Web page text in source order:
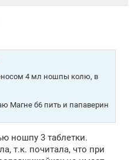
4 мл ношпы колю, в
Магне б6 пить и папаверин
ношпу 3 таблетки.
т.к. почитала, что при